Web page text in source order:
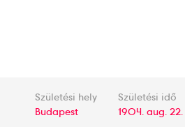
Születési hely
Budapest
Születési idő
1904. aug. 22.